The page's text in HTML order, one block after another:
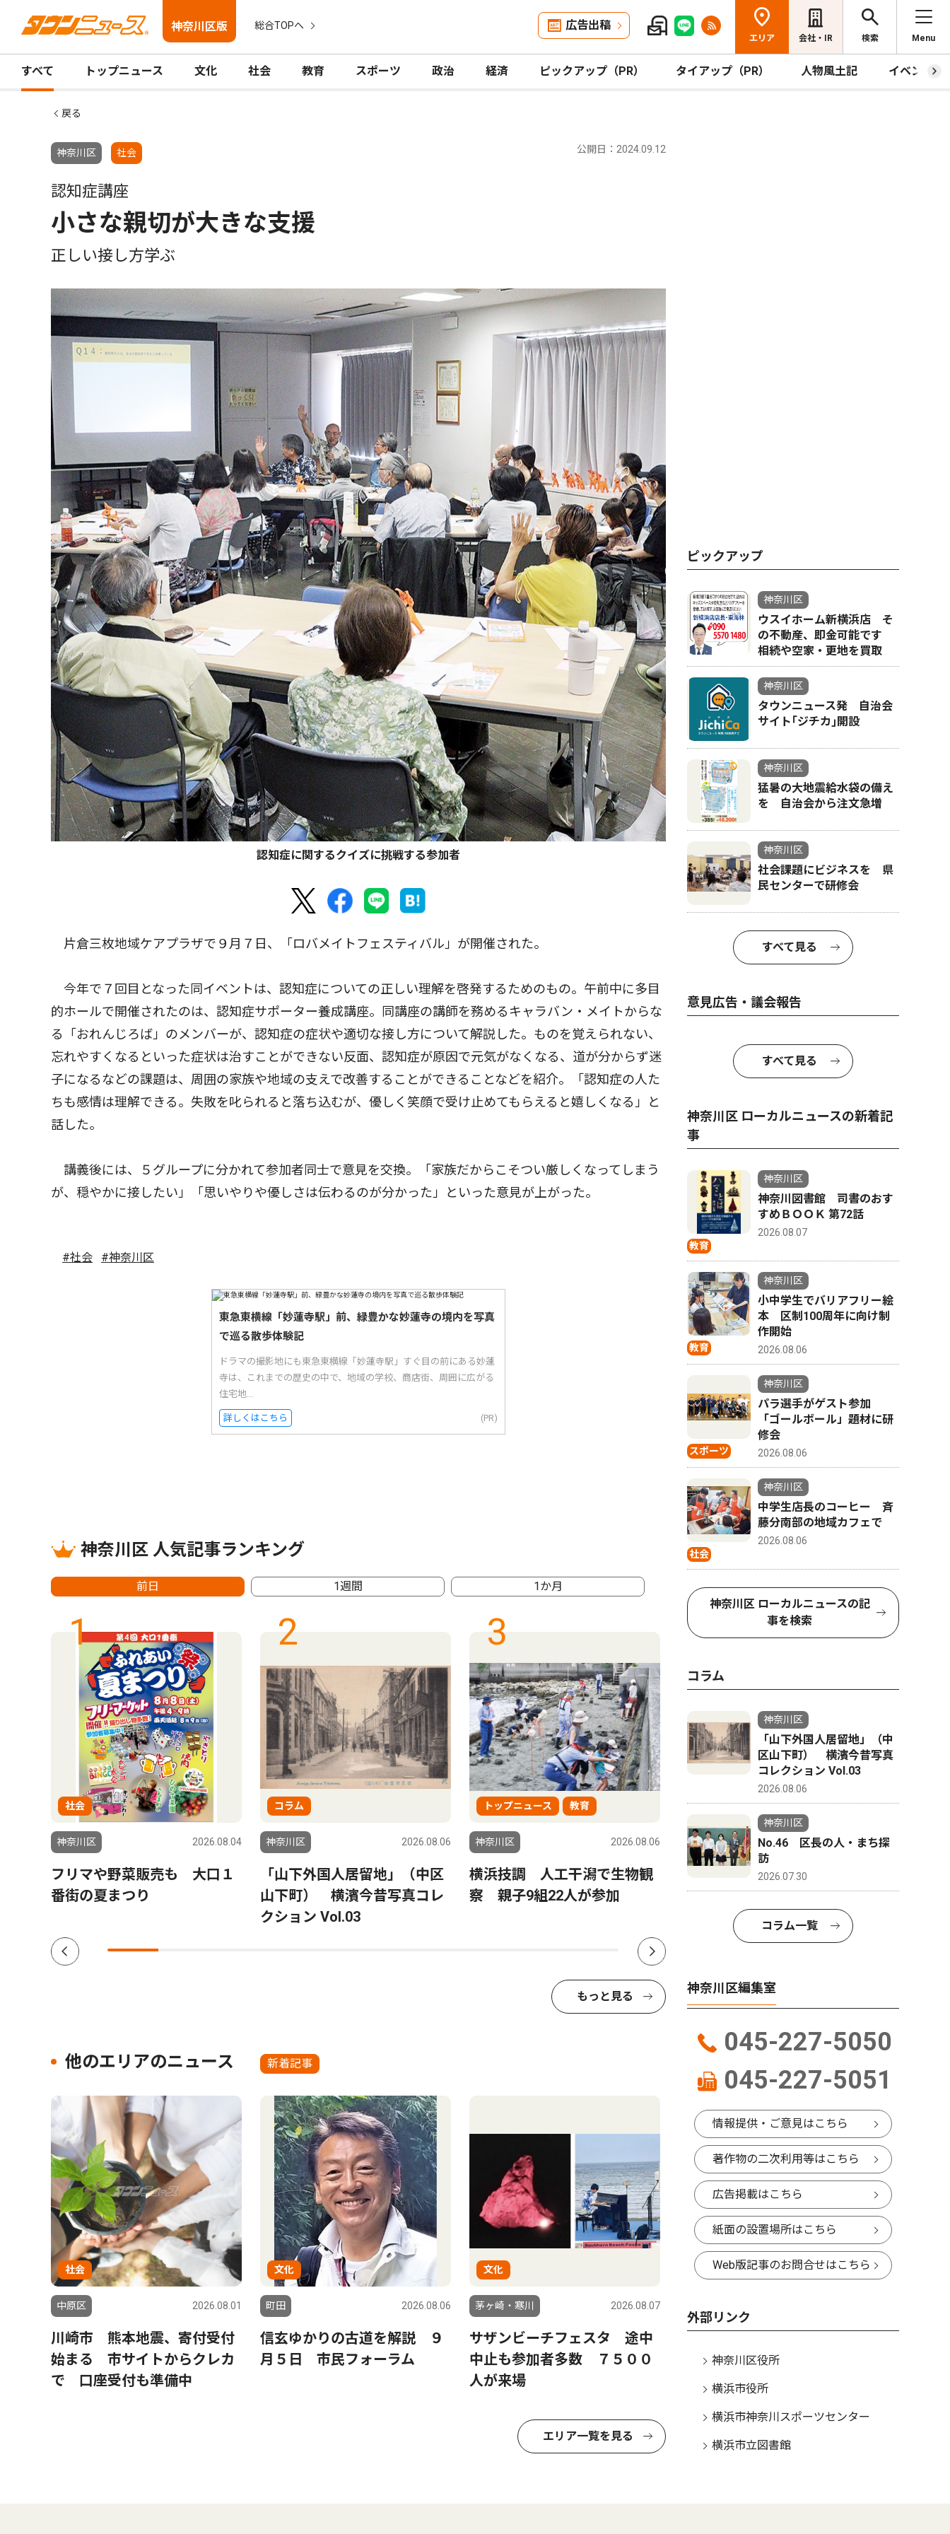
神奈川区版 総合TOPへ 広告出稿
エリア 会社・IR 検索 Menu
すべて トップニュース 文化 社会 教育 スポーツ 政治 経済 ピックアップ（PR） タイアップ（PR） 人物風土記 イベント
戻る
神奈川区 社会 公開日：2024.09.12
認知症講座
小さな親切が大きな支援
正しい接し方学ぶ
認知症に関するクイズに挑戦する参加者
片倉三枚地域ケアプラザで９月７日、「ロバメイトフェスティバル」が開催された。
今年で７回目となった同イベントは、認知症についての正しい理解を啓発するためのもの。午前中に多目
的ホールで開催されたのは、認知症サポーター養成講座。同講座の講師を務めるキャラバン・メイトからな
る「おれんじろば」のメンバーが、認知症の症状や適切な接し方について解説した。ものを覚えられない、
忘れやすくなるといった症状は治すことができない反面、認知症が原因で元気がなくなる、道が分からず迷
子になるなどの課題は、周囲の家族や地域の支えで改善することができることなどを紹介。「認知症の人た
ちも感情は理解できる。失敗を叱られると落ち込むが、優しく笑顔で受け止めてもらえると嬉しくなる」と
話した。
講義後には、５グループに分かれて参加者同士で意見を交換。「家族だからこそつい厳しくなってしまう
が、穏やかに接したい」「思いやりや優しさは伝わるのが分かった」といった意見が上がった。
#社会 #神奈川区
東急東横線「妙蓮寺駅」前、緑豊かな妙蓮寺の境内を写真
で巡る散歩体験記
ドラマの撮影地にも東急東横線「妙蓮寺駅」すぐ目の前にある妙蓮
寺は、これまでの歴史の中で、地域の学校、商店街、周囲に広がる
住宅地...
詳しくはこちら (PR)
神奈川区 人気記事ランキング
前日 1週間 1か月
1
社会
神奈川区 2026.08.04
フリマや野菜販売も 大口１
番街の夏まつり
2
コラム
神奈川区 2026.08.06
「山下外国人居留地」（中区
山下町） 横濱今昔写真コレ
クション Vol.03
3
トップニュース 教育
神奈川区 2026.08.06
横浜技調 人工干潟で生物観
察 親子9組22人が参加
4
社会
神奈川区 2026.08.06
神奈川区内でも支援の輪 熊
本の地震受け募金活動
本 区制
もっと見る
他のエリアのニュース 新着記事
社会
中原区 2026.08.01
川崎市 熊本地震、寄付受付
始まる 市サイトからクレカ
で 口座受付も準備中
文化
町田 2026.08.06
信玄ゆかりの古道を解説 ９
月５日 市民フォーラム
文化
茅ヶ崎・寒川 2026.08.07
サザンビーチフェスタ 途中
中止も参加者多数 ７５００
人が来場
エリア一覧を見る
ピックアップ
神奈川区
ウスイホーム新横浜店 そ
の不動産、即金可能です
相続や空家・更地を買取
神奈川区
タウンニュース発 自治会
サイト｢ジチカ｣開設
神奈川区
猛暑の大地震給水袋の備え
を 自治会から注文急増
神奈川区
社会課題にビジネスを 県
民センターで研修会
すべて見る
意見広告・議会報告
すべて見る
神奈川区 ローカルニュースの新着記
事
教育
神奈川区
神奈川図書館 司書のおす
すめＢＯＯＫ 第72話
2026.08.07
教育
神奈川区
小中学生でバリアフリー絵
本 区制100周年に向け制
作開始
2026.08.06
スポーツ
神奈川区
パラ選手がゲスト参加
「ゴールボール」題材に研
修会
2026.08.06
社会
神奈川区
中学生店長のコーヒー 斉
藤分南部の地域カフェで
2026.08.06
神奈川区 ローカルニュースの記
事を検索
コラム
神奈川区
「山下外国人居留地」（中
区山下町） 横濱今昔写真
コレクション Vol.03
2026.08.06
神奈川区
No.46 区長の人・まち探
訪
2026.07.30
コラム一覧
神奈川区編集室
045-227-5050
045-227-5051
情報提供・ご意見はこちら
著作物の二次利用等はこちら
広告掲載はこちら
紙面の設置場所はこちら
Web版記事のお問合せはこちら
外部リンク
神奈川区役所
横浜市役所
横浜市神奈川スポーツセンター
横浜市立図書館